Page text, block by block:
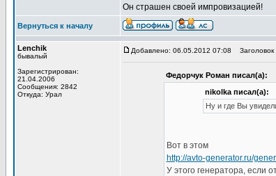
Он страшен своей импровизацией!
Вернуться к началу
Lenchik
бывалый
Зарегистрирован:
21.04.2006
Сообщения: 2842
Откуда: Урал
Добавлено: 06.05.2012 07:08 Заголовок
Федорчук Роман писал(а):
nikolka писал(а):
Ну и где Вы
Вот в этом
http://avto-generator.ru/
У этого генератора, если